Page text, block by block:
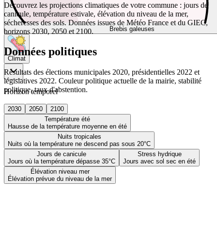
Brebis galeuses
Climat
Horizon temporel
2030 2050
2100
Température été
Hausse de la température moyenne en été
Nuits tropicales
Nuits où la température ne descend pas sous 20°C
Jours de canicule
Jours où la température dépasse 35°C
Stress hydrique
Jours avec sol sec en été
Élévation niveau mer
Élévation prévue du niveau de la mer
Découvrez les projections climatiques de votre commune : jours de
canicule, température estivale, élévation du niveau de la mer,
sécheresses des sols. Données issues de Météo France et du GIEC,
horizons 2030, 2050 et 2100.
Données politiques
Résultats des élections municipales 2020, présidentielles 2022 et
législatives 2022. Couleur politique actuelle de la mairie, stabilité
politique, taux d'abstention.